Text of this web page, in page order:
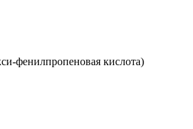
фенилпропеновая кислота)